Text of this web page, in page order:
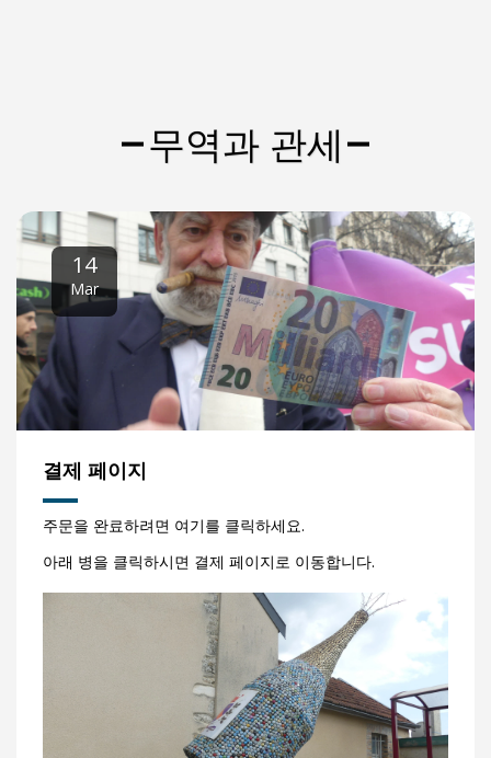
무역과 관세
14
Mar
결제 페이지
주문을 완료하려면 여기를 클릭하세요.
아래 병을 클릭하시면 결제 페이지로 이동합니다.